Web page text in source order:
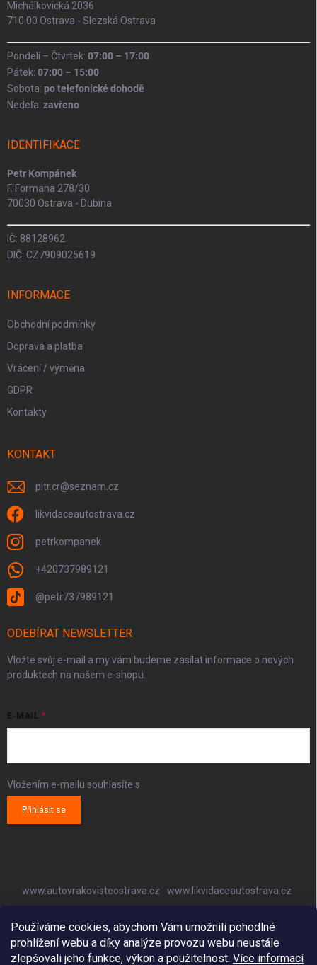
Používáme cookies, abychom Vám umožnili pohodlné
prohlížení webu a díky analýze provozu webu neustále
zlepšovali jeho funkce, výkon a použitelnost. Více informací
Michálkovická 2036
710 00 Ostrava - Slezská Ostrava
Pondelí – Čtvrtek: 07:00 – 17:00
Pátek: 07:00 – 15:00
Sobota: po telefonické dohodě
Nedeľa: zavřeno
IDENTIFIKACE
Petr Kompánek
F. Formana 278/30
70030 Ostrava - Dubina
IČ: 88128962
DIČ: CZ7909025619
INFORMACE
Obchodní podmínky
Doprava a platba
Vrácení / výměna
GDPR
Kontakty
KONTAKT
pitr.cr@seznam.cz
likvidaceautostrava.cz
petrkompanek
+420737989121
@petr737989121
ODEBÍRAT NEWSLETTER
Vložte svůj e-mail a my vám budeme zasílat informace o nových
produktech na našem e-shopu.
E-MAIL
Vložením e-mailu souhlasíte s
Přihlásit se
www.autovrakovisteostrava.cz
www.likvidaceautostrava.cz